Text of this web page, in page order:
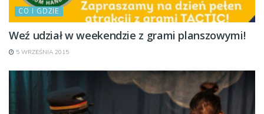
CO I GDZIE
Weź udział w weekendzie z grami planszowymi!
5 WRZEŚNIA 2015